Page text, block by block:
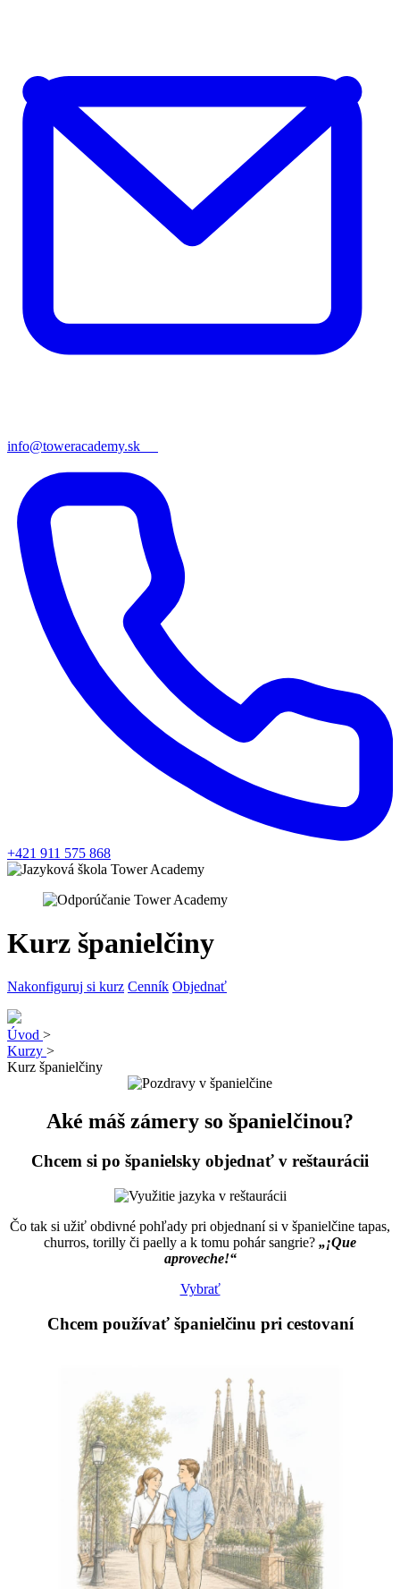
info@toweracademy.sk
+421 911 575 868
Kurz španielčiny
Nakonfiguruj si kurz Cenník Objednať
Úvod >
Kurzy >
Kurz španielčiny
Aké máš zámery so španielčinou?
Chcem si po španielsky objednať v reštaurácii
Čo tak si užiť obdivné pohľady pri objednaní si v španielčine tapas,
churros, torilly či paelly a k tomu pohár sangrie? „¡Que
aproveche!“
Vybrať
Chcem používať španielčinu pri cestovaní